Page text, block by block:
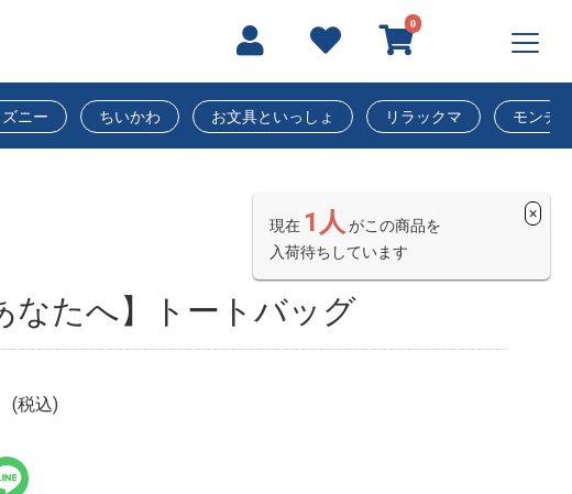
0
ニー ちいかわ お文具といっしょ リラックマ モンチ
現在 1人 がこの商品を
入荷待ちしています
×
なたへ】トートバッグ
(税込)